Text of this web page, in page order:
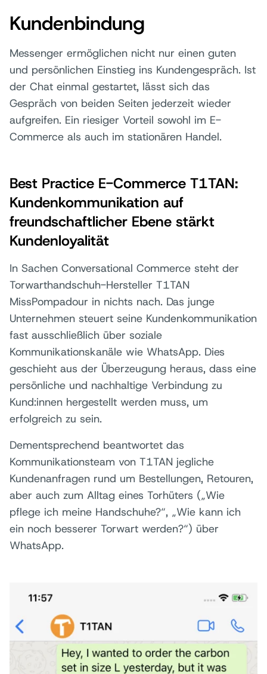
Kundenbindung
Messenger ermöglichen nicht nur einen guten
und persönlichen Einstieg ins Kundengespräch. Ist
der Chat einmal gestartet, lässt sich das
Gespräch von beiden Seiten jederzeit wieder
aufgreifen. Ein riesiger Vorteil sowohl im E-
Commerce als auch im stationären Handel.
Best Practice E-Commerce T1TAN:
Kundenkommunikation auf
freundschaftlicher Ebene stärkt
Kundenloyalität
In Sachen Conversational Commerce steht der
Torwarthandschuh-Hersteller T1TAN
MissPompadour in nichts nach. Das junge
Unternehmen steuert seine Kundenkommunikation
fast ausschließlich über soziale
Kommunikationskanäle wie WhatsApp. Dies
geschieht aus der Überzeugung heraus, dass eine
persönliche und nachhaltige Verbindung zu
Kund:innen hergestellt werden muss, um
erfolgreich zu sein.
Dementsprechend beantwortet das
Kommunikationsteam von T1TAN jegliche
Kundenanfragen rund um Bestellungen, Retouren,
aber auch zum Alltag eines Torhüters („Wie
pflege ich meine Handschuhe?“, „Wie kann ich
ein noch besserer Torwart werden?“) über
WhatsApp.